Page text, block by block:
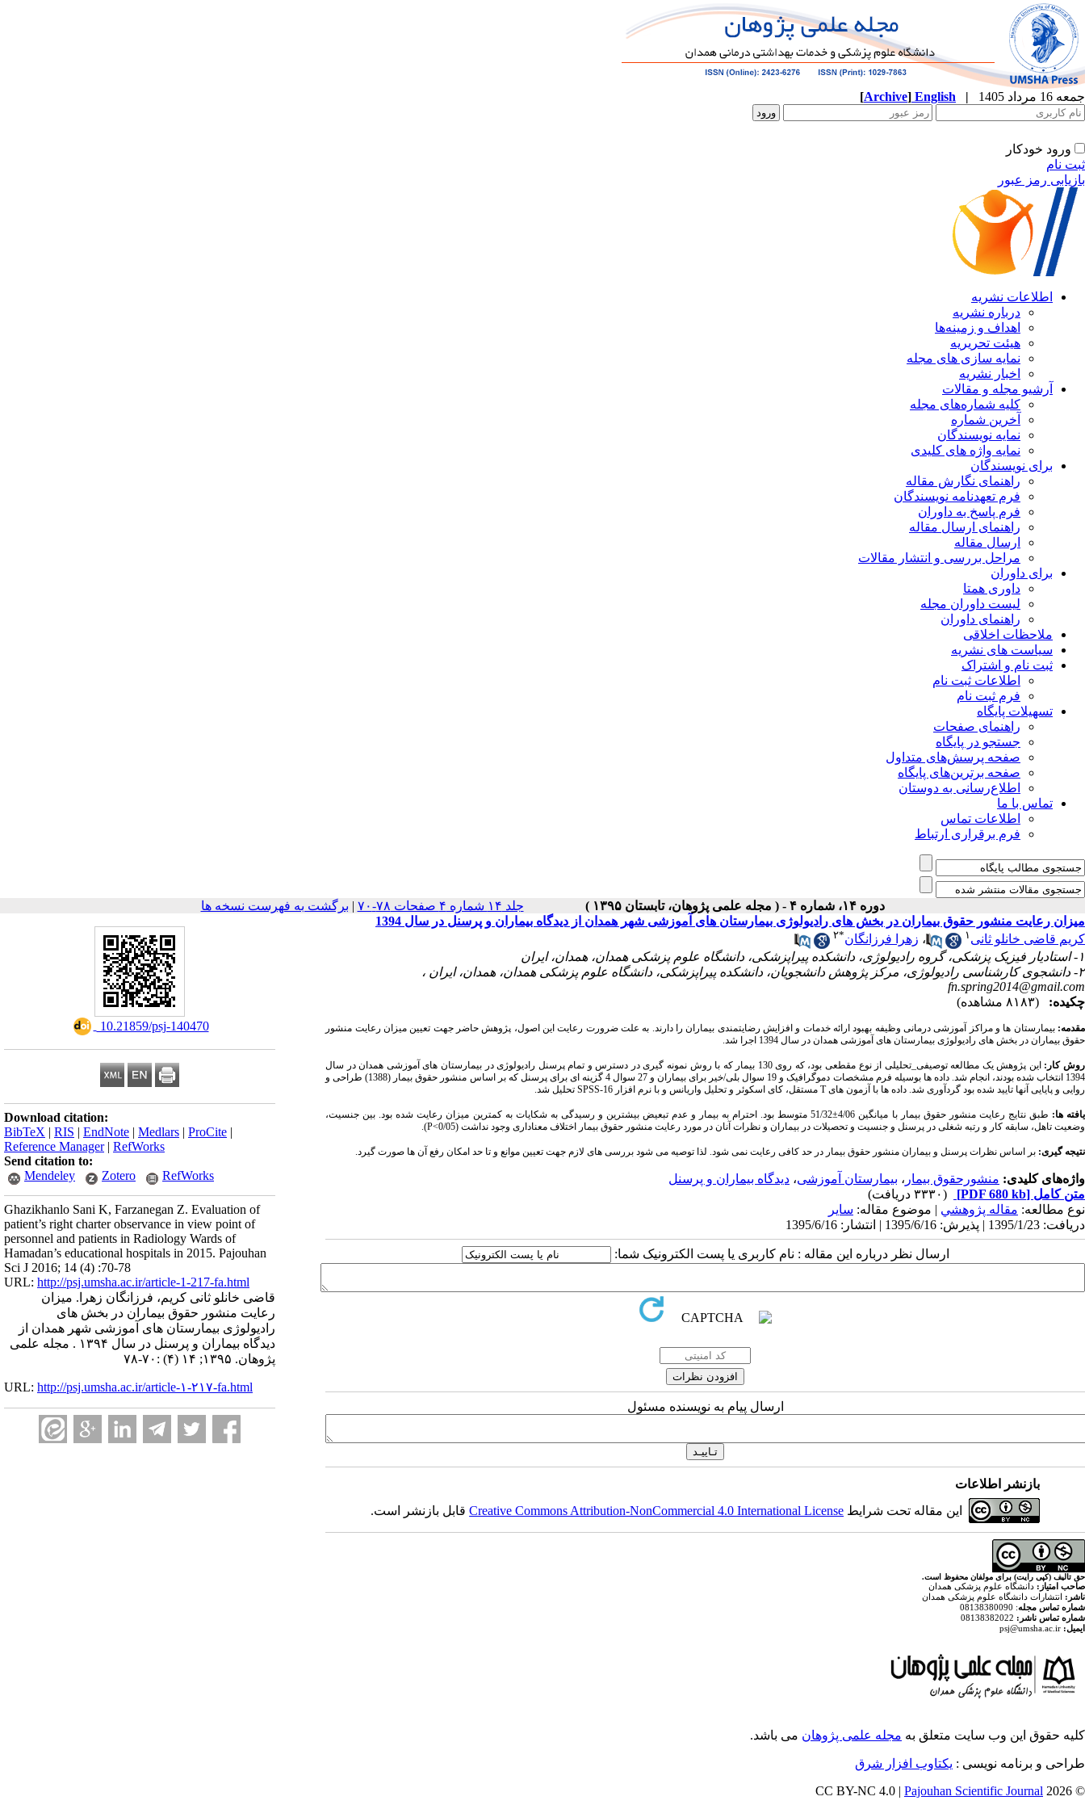
جمعه 16 مرداد 1405 |
English
[Archive]
ورود خودکار
ثبت نام
بازیابی رمز عبور
اطلاعات نشریه
درباره نشریه
اهداف و زمینه‌ها
هیئت تحریریه
نمایه سازی های مجله
اخبار نشریه
آرشیو مجله و مقالات
کلیه شماره‌های مجله
آخرین شماره
نمایه نویسندگان
نمایه واژه های کلیدی
برای نویسندگان
راهنمای نگارش مقاله
فرم تعهدنامه نویسندگان
فرم پاسخ به داوران
راهنمای ارسال مقاله
ارسال مقاله
مراحل بررسی و انتشار مقالات
برای داوران
داوری همتا
لیست داوران مجله
راهنمای داوران
ملاحظات اخلاقی
سیاست های نشریه
ثبت نام و اشتراک
اطلاعات ثبت نام
فرم ثبت نام
تسهیلات پایگاه
راهنمای صفحات
جستجو در پایگاه
صفحه پرسش‌های متداول
صفحه برترین‌های پایگاه
اطلاع‌رسانی به دوستان
تماس با ما
اطلاعات تماس
فرم برقراری ارتباط
دوره ۱۴، شماره ۴ - ( مجله علمی پژوهان، تابستان ۱۳۹۵ ) جلد ۱۴ شماره ۴ صفحات ۷۸-۷۰ | برگشت به فهرست نسخه ها
‎ 10.21859/psj-140470
Download citation:
BibTeX | RIS | EndNote | Medlars | ProCite |
Reference Manager| RefWorks
Send citation to:
Mendeley
Zotero RefWorks
Ghazikhanlo Sani K, Farzanegan Z. Evaluation of
patient’s right charter observance in view point of
personnel and patients in Radiology Wards of
Hamadan’s educational hospitals in 2015. Pajouhan
Sci J 2016; 14 (4) :70-78
URL: http://psj.umsha.ac.ir/article-1-217-fa.html
قاضی خانلو ثانی کریم، فرزانگان زهرا. میزان
رعایت منشور حقوق بیماران در بخش های
رادیولوژی بیمارستان های آموزشی شهر همدان از
دیدگاه بیماران و پرسنل در سال ۱۳۹۴ . مجله علمی
پژوهان. ۱۳۹۵; ۱۴ (۴) :۷۰-۷۸
URL: http://psj.umsha.ac.ir/article-۱-۲۱۷-fa.html
میزان رعایت منشور حقوق بیماران در بخش های رادیولوژی بیمارستان های آموزشی شهر همدان از دیدگاه بیماران و پرسنل در سال 1394
کریم قاضی خانلو ثانی ۱ ، زهرا فرزانگان*۲
۱- استادیار فیزیک پزشکی، گروه رادیولوژی، دانشکده پیراپزشکی، دانشگاه علوم پزشکی همدان، همدان، ایران
۲- دانشجوی کارشناسی رادیولوژی، مرکز پژوهش دانشجویان، دانشکده پیراپزشکی، دانشگاه علوم پزشکی همدان، همدان، ایران ،
fn.spring2014@gmail.com
چکیده:
(۸۱۸۳ مشاهده)
مقدمه: بیمارستان ها و مراکز آموزشی درمانی وظیفه بهبود ارائه خدمات و افزایش رضایتمندی بیماران را دارند. به علت ضرورت رعایت این اصول، پژوهش حاضر جهت تعیین میزان رعایت منشور
حقوق بیماران در بخش های رادیولوژی بیمارستان های آموزشی همدان در سال 1394 اجرا شد.
روش کار:
این پژوهش یک مطالعه توصیفی_تحلیلی از نوع مقطعی بود، که روی 130 بیمار که با روش نمونه گیری در دسترس و تمام پرسنل رادیولوژی در بیمارستان های آموزشی همدان در سال
1394 انتخاب شده بودند، انجام شد. داده ها بوسیله فرم مشخصات دموگرافیک و 19 سوال بلی/خیر برای بیماران و 27 سوال 4 گزینه ای برای پرسنل که بر اساس منشور حقوق بیمار (1388) طراحی و
روایی و پایایی آنها تایید شده بود گردآوری شد. داده ها با آزمون های T مستقل، کای اسکوئر و تحلیل واریانس و با نرم افزار SPSS-16 تحلیل شد.
یافته ها:
طبق نتایج رعایت منشور حقوق بیمار با میانگین 4/06±51/32 متوسط بود. احترام به بیمار و عدم تبعیض بیشترین و رسیدگی به شکایات به کمترین میزان رعایت شده بود. بین جنسیت،
وضعیت تاهل، سابقه کار و رتبه شغلی در پرسنل و جنسیت و تحصیلات در بیماران و نظرات آنان در مورد رعایت منشور حقوق بیمار اختلاف معناداری وجود نداشت (0/05>P).
نتیجه گیری: بر اساس نظرات پرسنل و بیماران منشور حقوق بیمار در حد کافی رعایت نمی شود. لذا توصیه می شود بررسی های لازم جهت تعیین موانع و تا حد امکان رفع آن ها صورت گیرد.
واژه‌های کلیدی: منشورحقوق بیمار ، بیمارستان آموزشی، دیدگاه بیماران و پرسنل
متن کامل [PDF 680 kb]
(۳۳۳۰ دریافت)
نوع مطالعه: مقاله پژوهشي | موضوع مقاله: سایر
دریافت: 1395/1/23 | پذیرش: 1395/6/16 | انتشار: 1395/6/16
ارسال نظر درباره این مقاله : نام کاربری یا پست الکترونیک شما:
ارسال پیام به نویسنده مسئول
بازنشر اطلاعات
این مقاله تحت شرایط Creative Commons Attribution-NonCommercial 4.0 International Licenseقابل بازنشر است.
حق تالیف (کپی رایت) برای مولفان محفوظ است.
صاحب امتیاز: دانشگاه علوم پزشکی همدان
ناشر: انتشارات دانشگاه علوم پزشکی همدان
شماره تماس مجله: 08138380090
شماره تماس ناشر:
ایمیل:
کلیه حقوق این وب سایت متعلق به مجله علمی پژوهان می باشد.
طراحی و برنامه نویسی : یکتاوب افزار شرق
© 2026 CC BY-NC 4.0 |
Pajouhan Scientific Journal